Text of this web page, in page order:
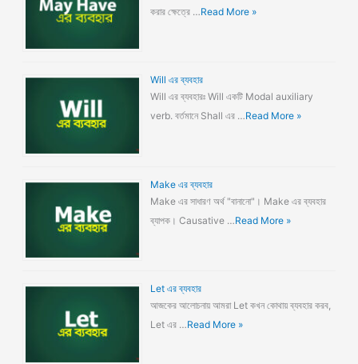
করার ক্ষেত্রে …Read More »
Will এর ব্যবহার
Will এর ব্যবহারঃ Will একটি Modal auxiliary
verb. বর্তমানে Shall এর …Read More »
Make এর ব্যবহার
Make এর সাধারণ অর্থ "বানানো"। Make এর ব্যবহার
ব্যাপক। Causative …Read More »
Let এর ব্যবহার
আজকের আলোচনায় আমরা Let কখন কোথায় ব্যবহার করব,
Let এর …Read More »